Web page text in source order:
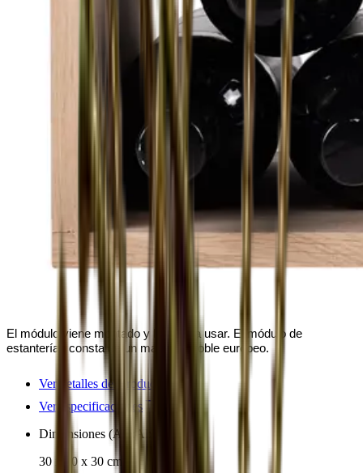
El módulo viene montado y listo para usar. El módulo de
estanterías consta de un marco de roble europeo.
Ver detalles del producto
Ver especificaciones
Dimensiones (AnxAlxP cm)
30 x 30 x 30 cm